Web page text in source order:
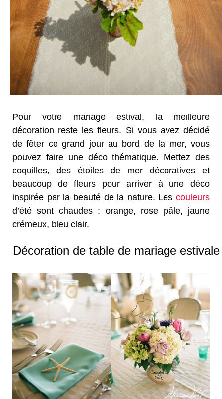
Pour votre mariage estival, la meilleure
décoration reste les fleurs. Si vous avez décidé
de fêter ce grand jour au bord de la mer, vous
pouvez faire une déco thématique. Mettez des
coquilles, des étoiles de mer décoratives et
beaucoup de fleurs pour arriver à une déco
inspirée par la beauté de la nature. Les couleurs
d’été sont chaudes : orange, rose pâle, jaune
crémeux, bleu clair.
Décoration de table de mariage estivale